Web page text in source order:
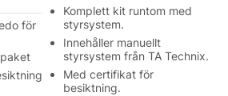
för
Komplett kit runtom med
styrsystem.
Innehåller manuellt
styrsystem från TA Technix.
Med certifikat för
besiktning.